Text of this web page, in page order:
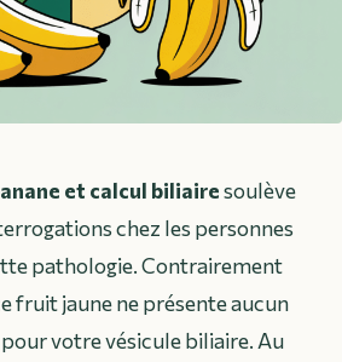
et calcul biliairesoulève
chez les personnes
pathologie. Contrairement
fruit jaune ne présente aucun
votre vésicule biliaire. Au